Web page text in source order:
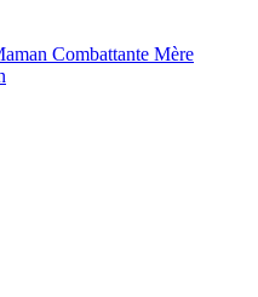
Combattante Mère